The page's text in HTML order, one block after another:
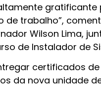
trabalho”,
Wilson Lima,
de Instalador de
certificados
da nova unidade